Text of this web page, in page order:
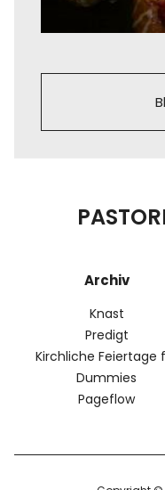
Archiv
Knast
Predigt
Kirchliche Feiertage
Dummies
Pageflow